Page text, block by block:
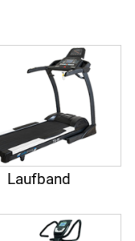
Laufband